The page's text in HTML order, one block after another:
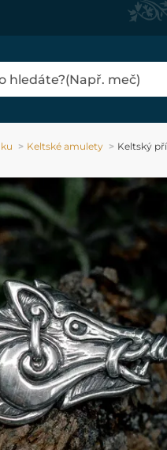
Keltské amulety Keltský